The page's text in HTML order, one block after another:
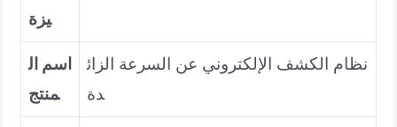
يزة
اسم ال
منتج
نظام الكشف الإلكتروني عن السرعة الزائ
دة